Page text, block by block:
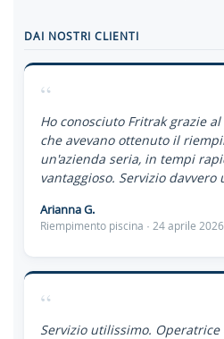
DAI NOSTRI CLIENTI
“
Ho conosciuto Fritrak grazie
che avevano ottenuto il
un'azienda seria, in tempi
vantaggioso. Servizio davvero
Arianna G.
Riempimento piscina · 24 aprile 2026
“
Servizio utilissimo.